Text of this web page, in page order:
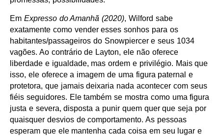
Em Expresso do Amanhã (2020), Wilford sabe
exatamente como vender esses sonhos para os
habitantes/passageiros do Snowpiercer e seus 1034
vagões. Ao contrário de Layton, ele não oferece
liberdade e igualdade, mas ordem e privilégio. Mais que
isso, ele oferece a imagem de uma figura paternal e
protetora, que jamais deixaria nada acontecer com seus
fiéis seguidores. Ele também se mostra como uma figura
justa e severa, disposta a punir quem quer que seja por
quaisquer desvios de comportamento. As pessoas
esperam que ele mantenha cada coisa em seu lugar e